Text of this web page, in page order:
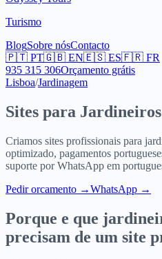
Turismo
BlogSobre nósContacto
🇵🇹 PT🇬🇧 EN🇪🇸 ES🇫🇷 FR
935 315 306Orçamento grátis
Lisboa/Jardinagem
Sites para Jardineiros
Criamos sites profissionais para
optimizado, pagamentos
suporte por WhatsApp em
Pedir orcamento →WhatsApp →
Porque e que
precisam de um site